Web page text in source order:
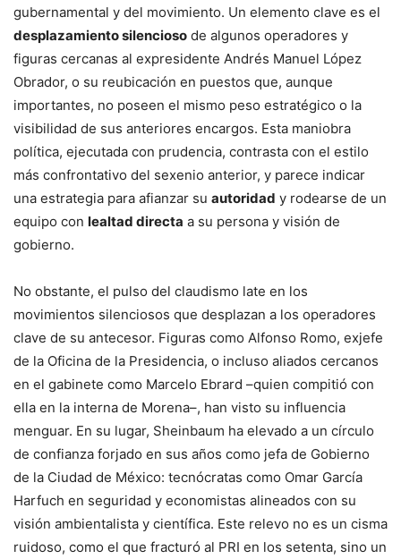
gubernamental y del movimiento. Un elemento clave es el
desplazamiento silencioso de algunos operadores y
figuras cercanas al expresidente Andrés Manuel López
Obrador, o su reubicación en puestos que, aunque
importantes, no poseen el mismo peso estratégico o la
visibilidad de sus anteriores encargos. Esta maniobra
política, ejecutada con prudencia, contrasta con el estilo
más confrontativo del sexenio anterior, y parece indicar
una estrategia para afianzar su autoridad y rodearse de un
equipo con lealtad directa a su persona y visión de
gobierno.
No obstante, el pulso del claudismo late en los
movimientos silenciosos que desplazan a los operadores
clave de su antecesor. Figuras como Alfonso Romo, exjefe
de la Oficina de la Presidencia, o incluso aliados cercanos
en el gabinete como Marcelo Ebrard –quien compitió con
ella en la interna de Morena–, han visto su influencia
menguar. En su lugar, Sheinbaum ha elevado a un círculo
de confianza forjado en sus años como jefa de Gobierno
de la Ciudad de México: tecnócratas como Omar García
Harfuch en seguridad y economistas alineados con su
visión ambientalista y científica. Este relevo no es un cisma
ruidoso, como el que fracturó al PRI en los setenta, sino un